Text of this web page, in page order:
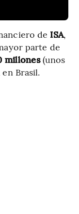
de ISA,
parte de
millones(unos
Brasil.